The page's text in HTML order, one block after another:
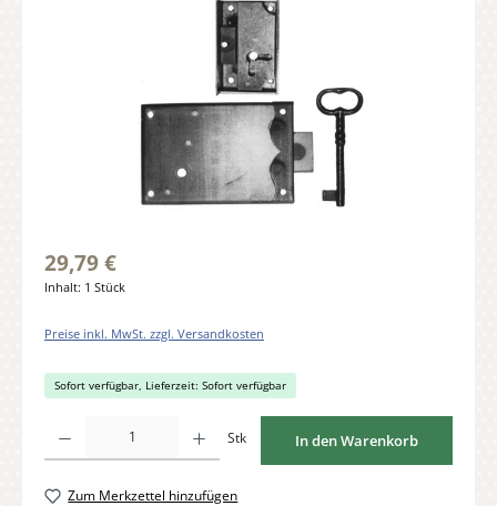
29,79 €
Inhalt: 1 Stück
Preise inkl. MwSt. zzgl. Versandkosten
Sofort verfügbar, Lieferzeit: Sofort verfügbar
Stk In den Warenkorb
Zum Merkzettel hinzufügen